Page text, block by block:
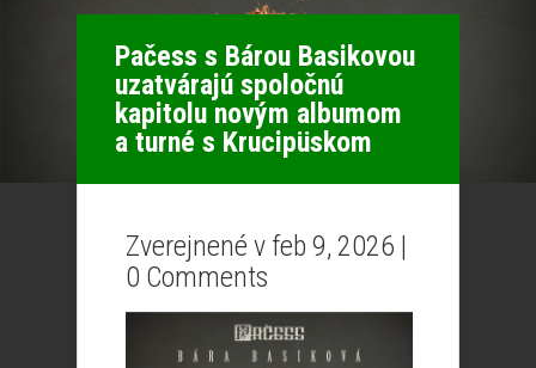
Pačess s Bárou Basikovou
uzatvárajú spoločnú
kapitolu novým albumom
a turné s Krucipüskom
Zverejnené v feb 9, 2026 |
0 Comments